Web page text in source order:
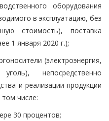
оборудования
в эксплуатацию, без
стоимость), поставка
1 января 2020 г.);
(электроэнергия,
непосредственно
и реализации продукции
числе:
30 процентов;